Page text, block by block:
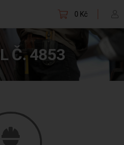
0 Kč
Č. 4853